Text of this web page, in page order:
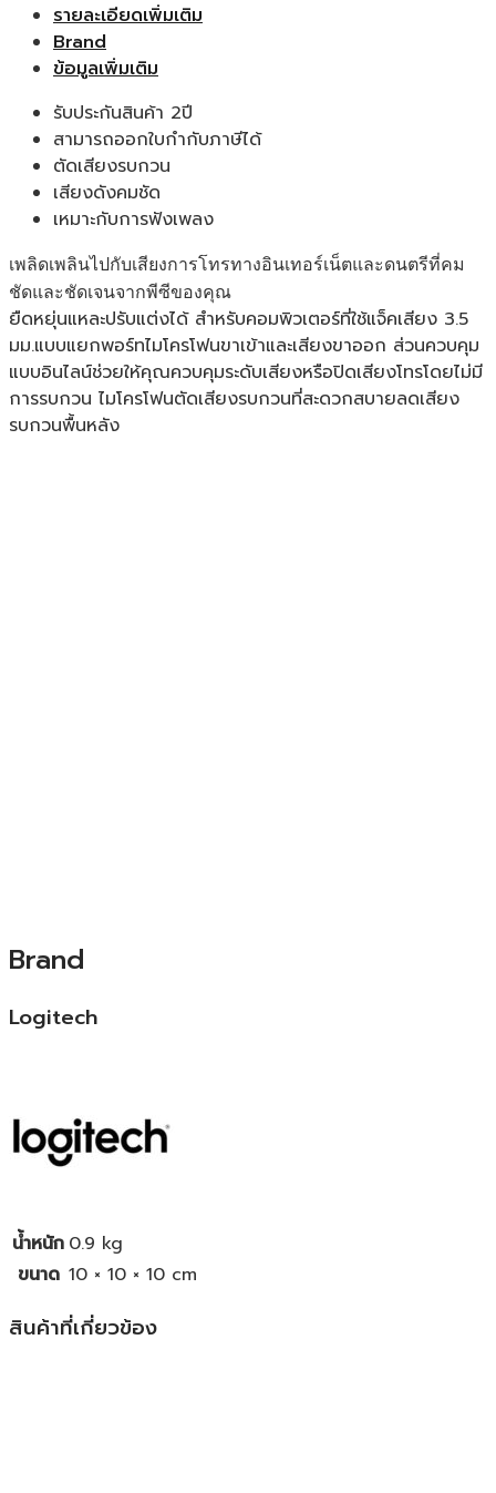
รายละเอียดเพิ่มเติม
Brand
ข้อมูลเพิ่มเติม
รับประกันสินค้า 2ปี
สามารถออกใบกำกับภาษีได้
ตัดเสียงรบกวน
เสียงดังคมชัด
เหมาะกับการฟังเพลง
เพลิดเพลินไปกับเสียงการโทรทางอินเทอร์เน็ตและดนตรีที่คม
ชัดและชัดเจนจากพีซีของคุณ
ยืดหยุ่นแหละปรับแต่งได้ สำหรับคอมพิวเตอร์ที่ใช้แจ็คเสียง 3.5
มม.แบบแยกพอร์ทไมโครโฟนขาเข้าและเสียงขาออก ส่วนควบคุม
แบบอินไลน์ช่วยให้คุณควบคุมระดับเสียงหรือปิดเสียงโทรโดยไม่มี
การรบกวน ไมโครโฟนตัดเสียงรบกวนที่สะดวกสบายลดเสียง
รบกวนพื้นหลัง
Brand
Logitech
น้ำหนัก 0.9 kg
ขนาด 10 × 10 × 10 cm
สินค้าที่เกี่ยวข้อง